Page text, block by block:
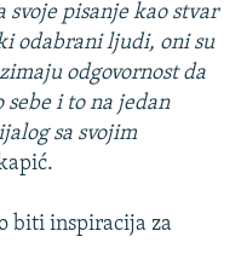
svoje pisanje kao stvar
odabrani ljudi, oni su
odgovornost da
sebe i to na jedan
sa svojim
biti inspiracija za